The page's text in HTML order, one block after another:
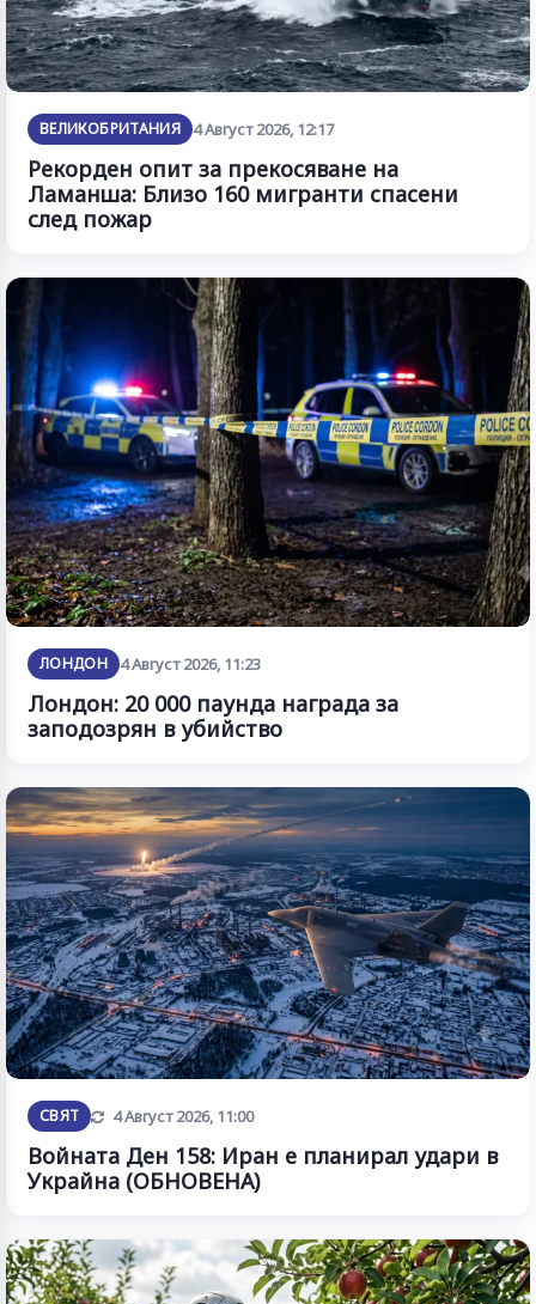
ВЕЛИКОБРИТАНИЯ 4 Август 2026, 12:17
Рекорден опит за прекосяване на
Ламанша: Близо 160 мигранти спасени
след пожар
ЛОНДОН 4 Август 2026, 11:23
Лондон: 20 000 паунда награда за
заподозрян в убийство
СВЯТ Обновена
4 Август 2026, 11:00
Войната Ден 158: Иран е планирал удари в
Украйна (ОБНОВЕНА)